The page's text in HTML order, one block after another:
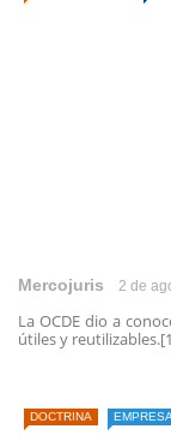
Mercojuris 2 de
La OCDE dio a
útiles y
DOCTRINA